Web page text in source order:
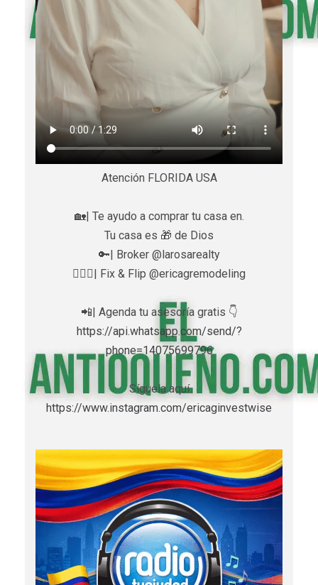
Atención FLORIDA USA
🏡| Te ayudo a comprar tu casa en.
Tu casa es 🎁 de Dios
🔑| Broker @larosarealty
👷🏼‍♀️| Fix & Flip @ericagremodeling
📲| Agenda tu asesoría gratis 👇
https://api.whatsapp.com/send/?
phone=14075699796
Síguela aquí
https://www.instagram.com/ericaginvestwise